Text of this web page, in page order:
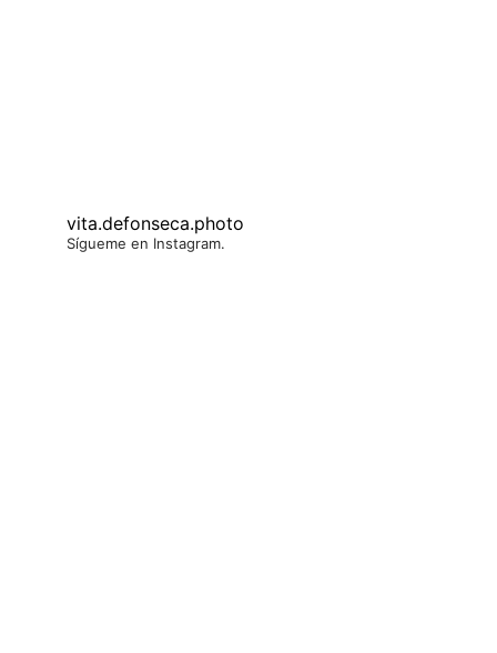
vita.defonseca.photo
Sígueme en Instagram.